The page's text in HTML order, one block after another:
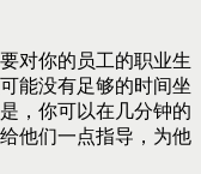
对你的员工的职业生
能没有足够的时间坐
，你可以在几分钟的
他们一点指导，为他